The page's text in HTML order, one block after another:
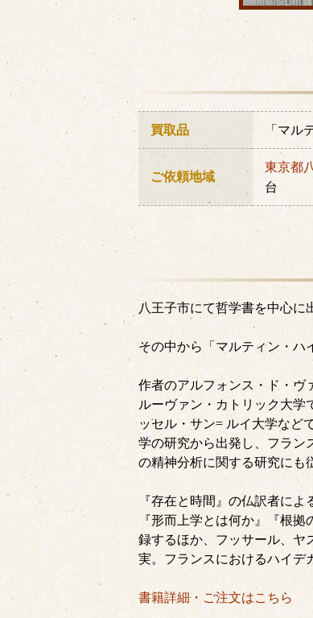
買取品 「マル
ご依頼地域
東京都
台
八王子市にて哲学書を中心に
その中から「マルティン・ハ
作者のアルフォンス・ド・ヴ
ルーヴァン・カトリック大学
ッセル・サン= ルイ大学など
学の研究から出発し、フラン
の精神分析に関する研究にも
『存在と時間』の仏訳者に
『形而上学とは何か』『根
録するほか、フッサール、ヤ
実。フランスにおけるハイデ
書籍詳細・ご注文はこちら